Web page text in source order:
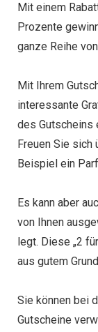
Mit einem
Prozente
ganze Reihe
Mit Ihrem
interessante
des Gutscheins
Freuen Sie sich
Beispiel ein
Es kann aber
von Ihnen
legt. Diese „2
aus gutem
Sie können bei
Gutscheine